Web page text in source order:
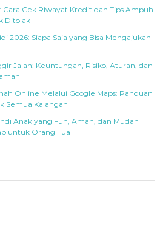
Cara Cek Riwayat Kredit dan Tips Ampuh
Ditolak
2026: Siapa Saja yang Bisa Mengajukan
Jalan: Keuntungan, Risiko, Aturan, dan
Online Melalui Google Maps: Panduan
Semua Kalangan
Anak yang Fun, Aman, dan Mudah
untuk Orang Tua